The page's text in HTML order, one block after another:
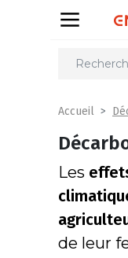
Accueil
Les
de leur